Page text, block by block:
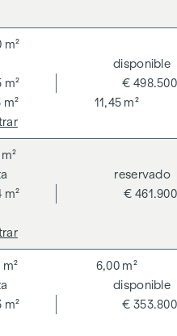
m²
m²
m² 11,45 m²
€ 498.500
disponible
m² € 461.900
reservado
m²
m² 6,00 m²
€ 353.800
disponible